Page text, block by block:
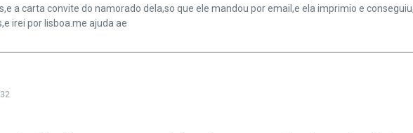
a carta convite do namorado dela,so que ele mandou por email,e ela imprimio e
irei por lisboa.me ajuda ae